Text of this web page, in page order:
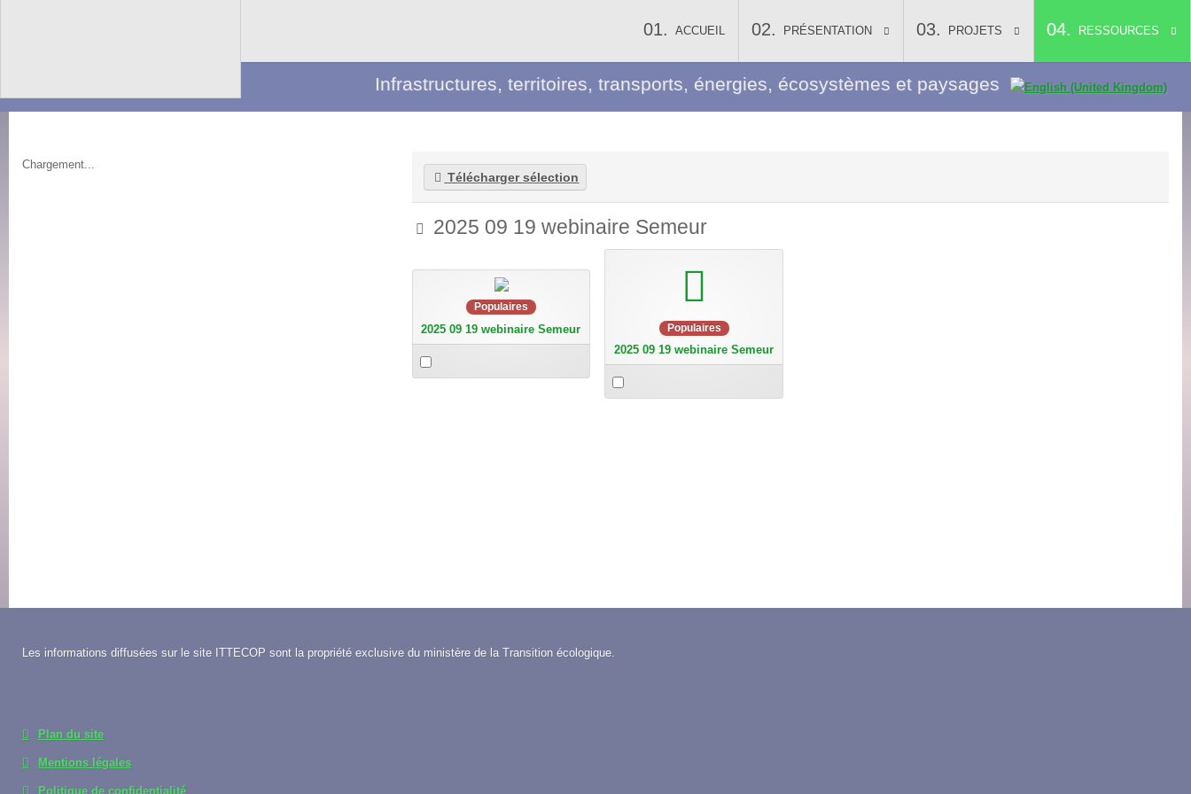
ACCUEIL PRÉSENTATION PROJETS RESSOURCES
Infrastructures, territoires, transports, énergies, écosystèmes et paysages
Chargement...
Télécharger sélection
Image
2025 09 19 webinaire Semeur
Populaires
2025 09 19 webinaire Semeur
an
Populaires
2025 09 19 webinaire Semeur
an
Les informations diffusées sur le site ITTECOP sont la propriété exclusive du ministère de la Transition écologique.
Plan du site
Mentions légales
Politique de confidentialité